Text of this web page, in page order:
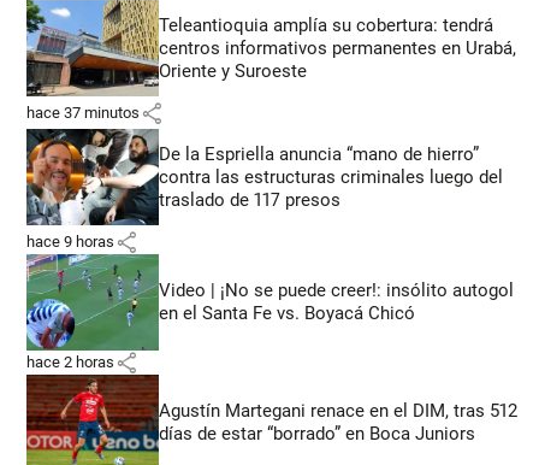
Teleantioquia amplía su cobertura: tendrá
centros informativos permanentes en Urabá,
Oriente y Suroeste
hace 37 minutos share
De la Espriella anuncia “mano de hierro”
contra las estructuras criminales luego del
traslado de 117 presos
hace 9 horas share
Video | ¡No se puede creer!: insólito autogol
en el Santa Fe vs. Boyacá Chicó
hace 2 horas share
Agustín Martegani renace en el DIM, tras 512
días de estar “borrado” en Boca Juniors